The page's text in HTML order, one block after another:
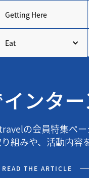
Getting Here
Eat
ンタ
の会員特集ペ
組みや、活動内容
READ THE ARTICLE